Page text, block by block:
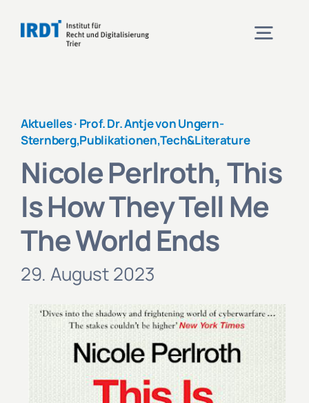
Inhalt
Veranstaltungen
Projekte
Aktuelles
Aktuelles · Prof. Dr. Antje von Ungern-
Sternberg,Publikationen,Tech&Literature
Nicole Perlroth, This
Is How They Tell Me
The World Ends
29. August 2023